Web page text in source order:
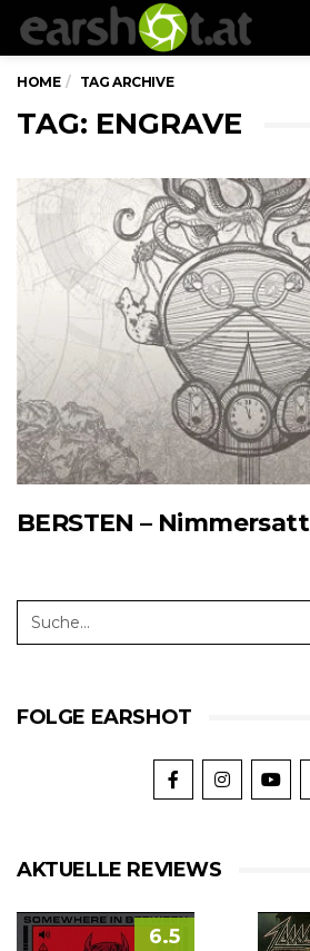
HOME TAG ARCHIVE
TAG: ENGRAVE
BERSTEN – Nimmersatt
FOLGE EARSHOT
AKTUELLE REVIEWS
6.5